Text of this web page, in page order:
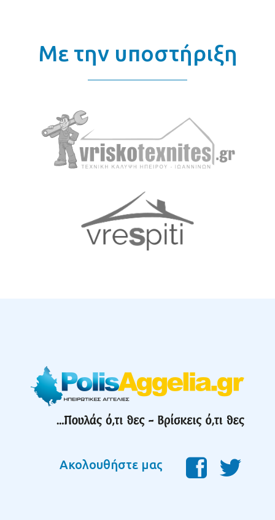
Με την υποστήριξη
Ακολουθήστε μας